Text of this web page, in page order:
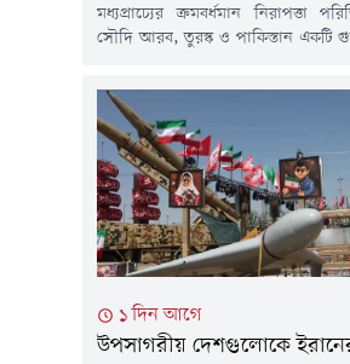
মধ্যপ্রাচ্যের ক্রমবর্ধমান নিরাপত্তা
সৌদি আরব, তুরস্ক ও পাকিস্তান একটি
উচ্চপর্যায়ের বৈঠকে তিন দেশের শীর্ষ
অনুমোদন দেন। বিশ্লেষকদের মতে, এই
তিন দেশের সামরিক সহযোগিতা
করবে না, বরং মধ্যপ্রাচ্যের
উল্লেখযোগ্য প্রভাব ফেলতে পারে।চুক্তির...
১ দিন আগে
উপসাগরীয় দেশগুলোকে